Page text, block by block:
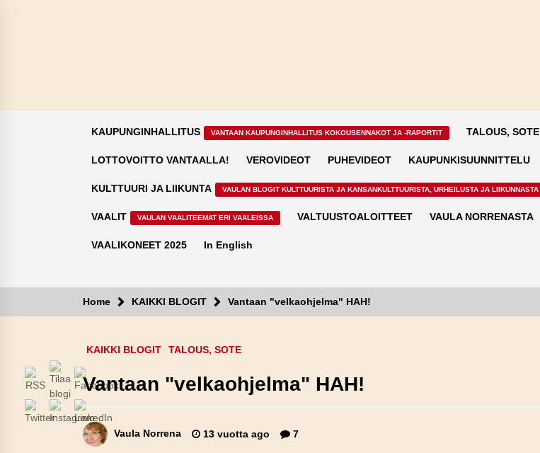
KAUPUNGINHALLITUS VANTAAN KAUPUNGINHALLITUS KOKOUSENNAKOT JA -RAPORTIT TALOUS, SOTE
LOTTOVOITTO VANTAALLA! VEROVIDEOT PUHEVIDEOT KAUPUNKISUUNNITTELU
KULTTUURI JA LIIKUNTA VAULAN BLOGIT KULTTUURISTA JA KANSANKULTTUURISTA, URHEILUSTA JA LIIKUNNASTA
VAALIT VAULAN VAALITEEMAT ERI VAALEISSA VALTUUSTOALOITTEET VAULA NORRENASTA
VAALIKONEET 2025 In English
Home KAIKKI BLOGIT Vantaan "velkaohjelma" HAH!
KAIKKI BLOGIT TALOUS, SOTE
Vantaan "velkaohjelma" HAH!
Vaula Norrena 13 vuotta ago 7